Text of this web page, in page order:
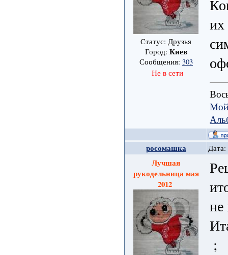
Статус: Друзья
Город: Киев
Сообщения: 303
Не в сети
их
росомашка
Лучшая
рукодельница мая
2012
не
;